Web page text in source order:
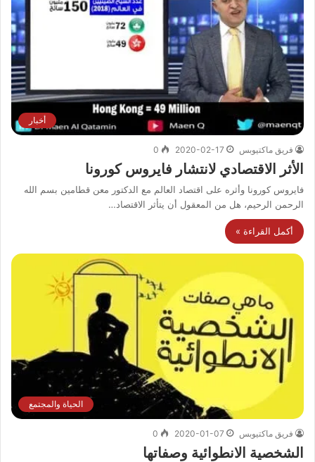
أخبار
فريق ماكتيوبس 2020-02-17
0
الأثر الاقتصادي لانتشار فايروس كورونا
فايروس كورونا وأثره على اقتصاد العالم مع الدكتور معن قطامين بسم الله
الرحمن الرحيم، هل من المعقول أن يتأثر الاقتصاد…
أكمل القراءة »
الحياة والمجتمع
فريق ماكتيوبس 2020-01-07
0
الشخصية الانطوائية وصفاتها